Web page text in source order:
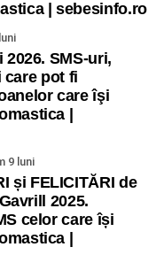
| sebesinfo.ro
SMS-uri,
pot fi
care îşi
|
9 luni
și FELICITĂRI de
2025.
celor care își
|